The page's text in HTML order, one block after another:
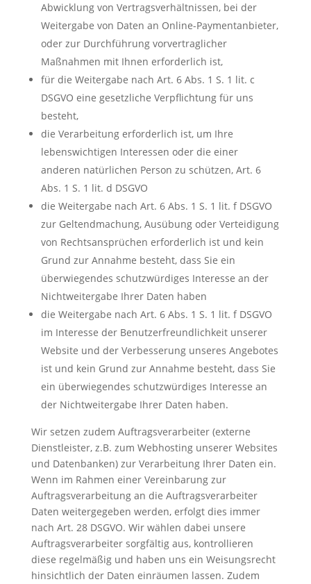
Abwicklung von Vertragsverhältnissen, bei der
Weitergabe von Daten an Online-Paymentanbieter,
oder zur Durchführung vorvertraglicher
Maßnahmen mit Ihnen erforderlich ist,
für die Weitergabe nach Art. 6 Abs. 1 S. 1 lit. c
DSGVO eine gesetzliche Verpflichtung für uns
besteht,
die Verarbeitung erforderlich ist, um Ihre
lebenswichtigen Interessen oder die einer
anderen natürlichen Person zu schützen, Art. 6
Abs. 1 S. 1 lit. d DSGVO
die Weitergabe nach Art. 6 Abs. 1 S. 1 lit. f DSGVO
zur Geltendmachung, Ausübung oder Verteidigung
von Rechtsansprüchen erforderlich ist und kein
Grund zur Annahme besteht, dass Sie ein
überwiegendes schutzwürdiges Interesse an der
Nichtweitergabe Ihrer Daten haben
die Weitergabe nach Art. 6 Abs. 1 S. 1 lit. f DSGVO
im Interesse der Benutzerfreundlichkeit unserer
Website und der Verbesserung unseres Angebotes
ist und kein Grund zur Annahme besteht, dass Sie
ein überwiegendes schutzwürdiges Interesse an
der Nichtweitergabe Ihrer Daten haben.
Wir setzen zudem Auftragsverarbeiter (externe
Dienstleister, z.B. zum Webhosting unserer Websites
und Datenbanken) zur Verarbeitung Ihrer Daten ein.
Wenn im Rahmen einer Vereinbarung zur
Auftragsverarbeitung an die Auftragsverarbeiter
Daten weitergegeben werden, erfolgt dies immer
nach Art. 28 DSGVO. Wir wählen dabei unsere
Auftragsverarbeiter sorgfältig aus, kontrollieren
diese regelmäßig und haben uns ein Weisungsrecht
hinsichtlich der Daten einräumen lassen. Zudem